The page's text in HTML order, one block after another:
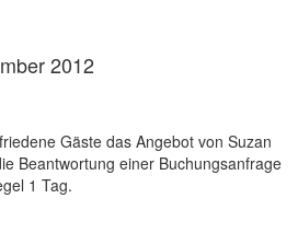
2012
Gäste das Angebot von Suzan
Beantwortung einer Buchungsanfrage
1 Tag.